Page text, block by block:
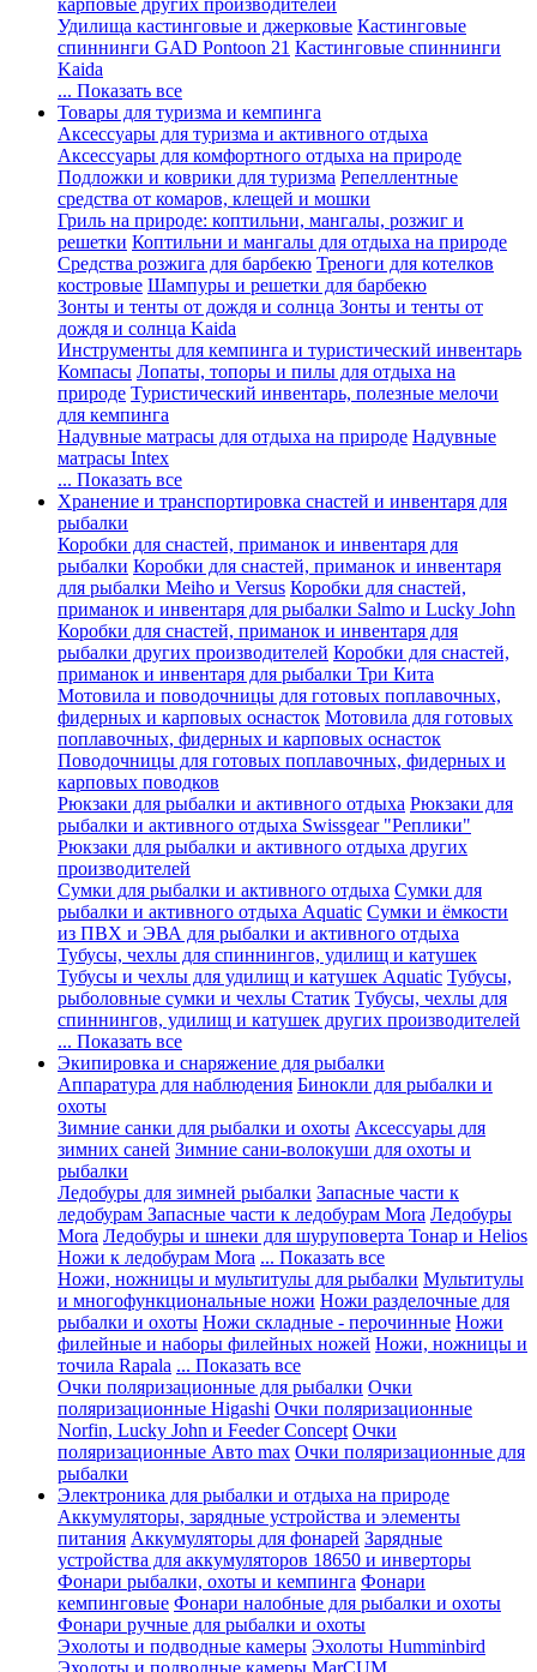
карповые других производителей
Удилища кастинговые и джерковые Кастинговые
спиннинги GAD Pontoon 21 Кастинговые спиннинги
Kaida
... Показать все
Товары для туризма и кемпинга
Аксессуары для туризма и активного отдыха
Аксессуары для комфортного отдыха на природе
Подложки и коврики для туризма Репеллентные
средства от комаров, клещей и мошки
Гриль на природе: коптильни, мангалы, розжиг и
решетки Коптильни и мангалы для отдыха на природе
Средства розжига для барбекю Треноги для котелков
костровые Шампуры и решетки для барбекю
Зонты и тенты от дождя и солнца Зонты и тенты от
дождя и солнца Kaida
Инструменты для кемпинга и туристический инвентарь
Компасы Лопаты, топоры и пилы для отдыха на
природе Туристический инвентарь, полезные мелочи
для кемпинга
Надувные матрасы для отдыха на природе Надувные
матрасы Intex
... Показать все
Хранение и транспортировка снастей и инвентаря для
рыбалки
Коробки для снастей, приманок и инвентаря для
рыбалки Коробки для снастей, приманок и инвентаря
для рыбалки Meiho и Versus Коробки для снастей,
приманок и инвентаря для рыбалки Salmo и Lucky John
Коробки для снастей, приманок и инвентаря для
рыбалки других производителей Коробки для снастей,
приманок и инвентаря для рыбалки Три Кита
Мотовила и поводочницы для готовых поплавочных,
фидерных и карповых оснасток Мотовила для готовых
поплавочных, фидерных и карповых оснасток
Поводочницы для готовых поплавочных, фидерных и
карповых поводков
Рюкзаки для рыбалки и активного отдыха Рюкзаки для
рыбалки и активного отдыха Swissgear "Реплики"
Рюкзаки для рыбалки и активного отдыха других
производителей
Сумки для рыбалки и активного отдыха Сумки для
рыбалки и активного отдыха Aquatic Сумки и ёмкости
из ПВХ и ЭВА для рыбалки и активного отдыха
Тубусы, чехлы для спиннингов, удилищ и катушек
Тубусы и чехлы для удилищ и катушек Aquatic Тубусы,
рыболовные сумки и чехлы Статик Тубусы, чехлы для
спиннингов, удилищ и катушек других производителей
... Показать все
Экипировка и снаряжение для рыбалки
Аппаратура для наблюдения Бинокли для рыбалки и
охоты
Зимние санки для рыбалки и охоты Аксессуары для
зимних саней Зимние сани-волокуши для охоты и
рыбалки
Ледобуры для зимней рыбалки Запасные части к
ледобурам Запасные части к ледобурам Mora Ледобуры
Mora Ледобуры и шнеки для шуруповерта Тонар и Helios
Ножи к ледобурам Mora ... Показать все
Ножи, ножницы и мультитулы для рыбалки Мультитулы
и многофункциональные ножи Ножи разделочные для
рыбалки и охоты Ножи складные - перочинные Ножи
филейные и наборы филейных ножей Ножи, ножницы и
точила Rapala ... Показать все
Очки поляризационные для рыбалки Очки
поляризационные Higashi Очки поляризационные
Norfin, Lucky John и Feeder Concept Очки
поляризационные Авто max Очки поляризационные для
рыбалки
Электроника для рыбалки и отдыха на природе
Аккумуляторы, зарядные устройства и элементы
питания Аккумуляторы для фонарей Зарядные
устройства для аккумуляторов 18650 и инверторы
Фонари рыбалки, охоты и кемпинга Фонари
кемпинговые Фонари налобные для рыбалки и охоты
Фонари ручные для рыбалки и охоты
Эхолоты и подводные камеры Эхолоты Humminbird
Эхолоты и подводные камеры MarCUM